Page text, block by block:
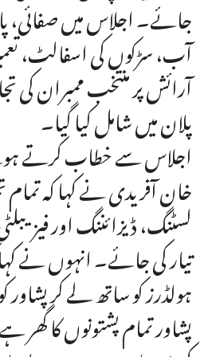
جائے۔ اجلاس میں صفائی،
آب، سڑکوں کی اسفالٹ،
آرائش پر منتخب ممبران کی
پلان میں شامل کیا گیا۔
اجلاس سے خطاب کرتے
خان آفریدی نے کہا کہ تمام
لسٹنگ، ڈیزائننگ اور
تیار کی جائے۔ انہوں نے
ہولڈرز کو ساتھ لے کر
پشاور تمام پشتونوں کا